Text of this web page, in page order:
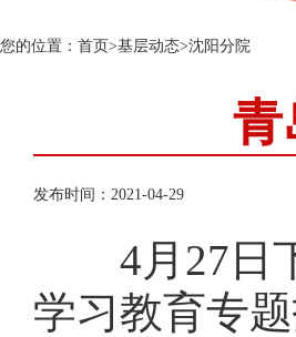
您的位置： 首页>基层动态>沈阳分院
青
发布时间：2021-04-29
4月27日下
学习教育专题